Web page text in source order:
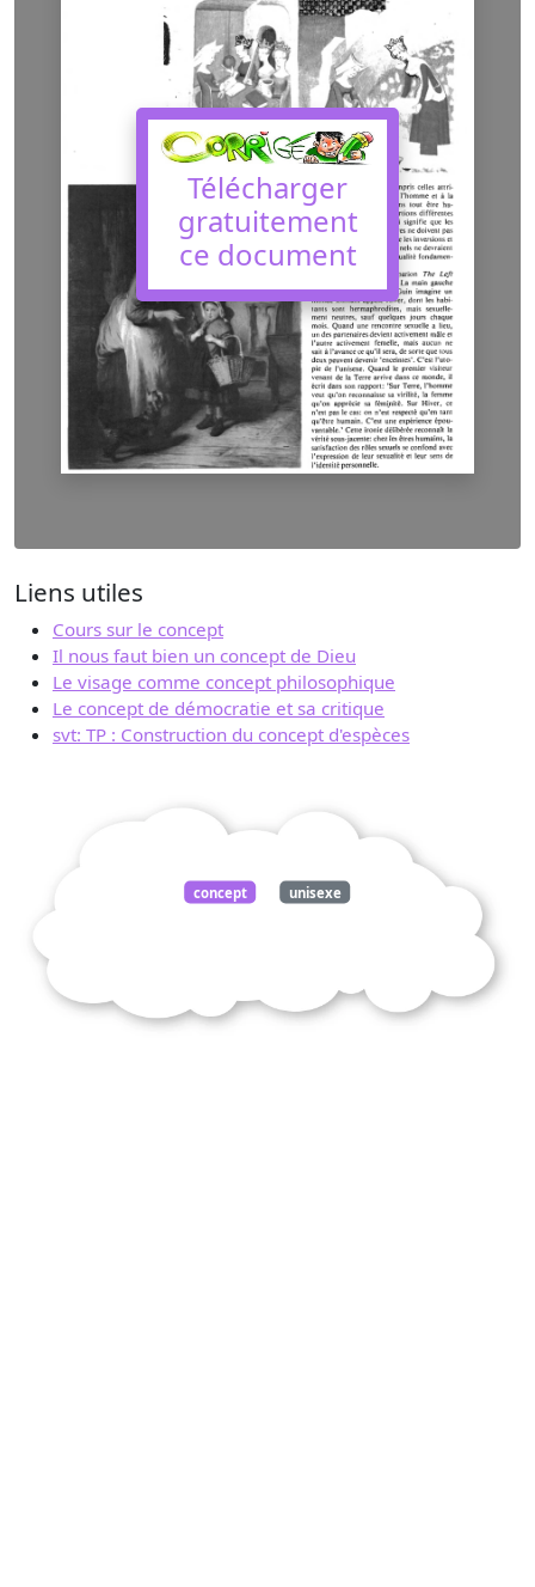
Télécharger
gratuitement
ce document
Liens utiles
Cours sur le concept
Il nous faut bien un concept de Dieu
Le visage comme concept philosophique
Le concept de démocratie et sa critique
svt: TP : Construction du concept d'espèces
concept unisexe